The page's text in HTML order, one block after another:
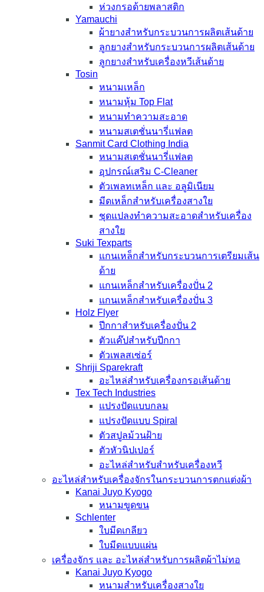
ห่วงกรอด้ายพลาสติก
Yamauchi
ผ้ายางสำหรับกระบวนการผลิตเส้นด้าย
ลูกยางสำหรับกระบวนการผลิตเส้นด้าย
ลูกยางสำหรับเครื่องหวีเส้นด้าย
Tosin
หนามเหล็ก
หนามหุ้ม Top Flat
หนามทำความสะอาด
หนามสเตชั่นนารี่แฟลต
Sanmit Card Clothing India
หนามสเตชั่นนารี่แฟลต
อุปกรณ์เสริม C-Cleaner
ตัวเพลทเหล็ก และ อลูมิเนียม
มีดเหล็กสำหรับเครื่องสางใย
ชุดแปลงทำความสะอาดสำหรับเครื่อง
สางใย
Suki Texparts
แกนเหล็กสำหรับกระบวนการเตรียมเส้น
ด้าย
แกนเหล็กสำหรับเครื่องปั่น 2
แกนเหล็กสำหรับเครื่องปั่น 3
Holz Flyer
ปีกกาสำหรับเครื่องปั่น 2
ตัวแค๊ปสำหรับปีกกา
ตัวเพลสเซ่อร์
Shriji Sparekraft
อะไหล่สำหรับเครื่องกรอเส้นด้าย
Tex Tech Industries
แปรงปัดแบบกลม
แปรงปัดแบบ Spiral
ตัวสปูลม้วนฝ้าย
ตัวหัวนิปเปอร์
อะไหล่สำหรับสำหรับเครื่องหวี
อะไหล่สำหรับเครื่องจักรในกระบวนการตกแต่งผ้า
Kanai Juyo Kyogo
หนามขูดขน
Schlenter
ใบมีดเกลียว
ใบมีดแบบแผ่น
เครื่องจักร และ อะไหล่สำหรับการผลิตผ้าไม่ทอ
Kanai Juyo Kyogo
หนามสำหรับเครื่องสางใย